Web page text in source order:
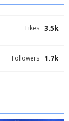
3.5k
Likes
1.7k
Followers